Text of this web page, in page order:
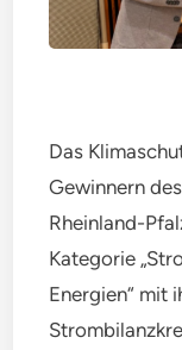
Das
Gewinnern
Rheinland-
Kategorie
Energien“ mit